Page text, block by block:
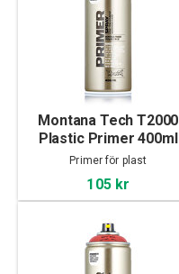
Montana Tech T2000
Plastic Primer 400ml
Primer för plast
105 kr